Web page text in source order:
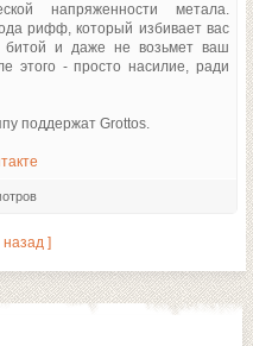
напряженности метала.
рифф, который избивает вас
битой и даже не возьмет ваш
этого - просто насилие, ради
поддержат Grottos.
назад ]